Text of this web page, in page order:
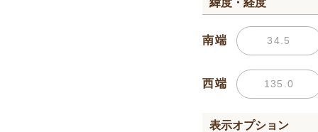
南端
西端
表示オプション